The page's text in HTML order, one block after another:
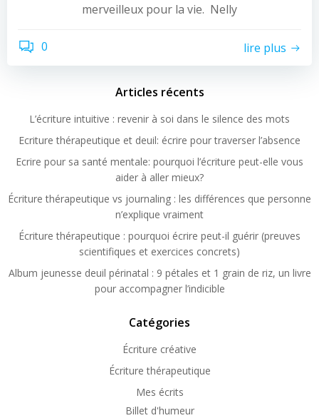
merveilleux pour la vie. Nelly
0 lire plus
Articles récents
L’écriture intuitive : revenir à soi dans le silence des mots
Ecriture thérapeutique et deuil: écrire pour traverser l’absence
Ecrire pour sa santé mentale: pourquoi l’écriture peut-elle vous
aider à aller mieux?
Écriture thérapeutique vs journaling : les différences que personne
n’explique vraiment
Écriture thérapeutique : pourquoi écrire peut-il guérir (preuves
scientifiques et exercices concrets)
Album jeunesse deuil périnatal : 9 pétales et 1 grain de riz, un livre
pour accompagner l’indicible
Catégories
Écriture créative
Écriture thérapeutique
Mes écrits
Billet d'humeur